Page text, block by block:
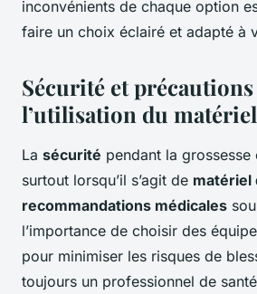
inconvénients de chaque option
faire un choix éclairé et adapté à
Sécurité et
l’utilisation du
La sécurité pendant la
surtout lorsqu’il s’agit de matériel
recommandations médicales
l’importance de choisir des
pour minimiser les risques de
toujours un professionnel de